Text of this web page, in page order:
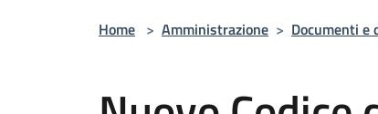
Home > Amministrazione > Documenti e